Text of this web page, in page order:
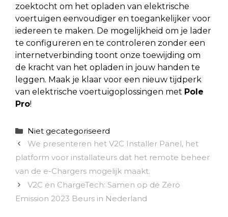
zoektocht om het opladen van elektrische
voertuigen eenvoudiger en toegankelijker voor
iedereen te maken. De mogelijkheid om je lader
te configureren en te controleren zonder een
internetverbinding toont onze toewijding om
de kracht van het opladen in jouw handen te
leggen. Maak je klaar voor een nieuw tijdperk
van elektrische voertuigoplossingen met Pole
Pro!
Categorieën
Niet gecategoriseerd
We presenteren het V2C Installer Panel, het
platform voor installateurs dat het remote beheer
van de e-Chargers mogelijk maakt.
V2C en ChargeTech: Samen op de Zero
Emission 2023 Beurs in Nederland